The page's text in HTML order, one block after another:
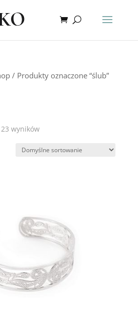
/ Produkty oznaczone “ślub”
wyników